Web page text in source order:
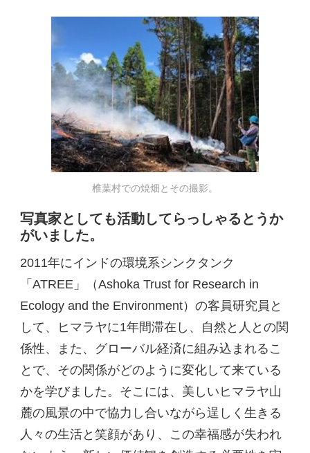
椎葉村での焼畑とその撮影。
写真家としても活動してらっしゃるとうか
がいました。
2011年にインドの環境系シンクタンク
「ATREE」（Ashoka Trust for Research in
Ecology and the Environment）の客員研究員と
して、ヒマラヤに1年間滞在し、自然と人との関
係性、また、グローバル経済に組み込まれるこ
とで、その関係がどのように変化して来ている
かを学びました。そこには、美しいヒマラヤ山
麓の風景の中で協力し合いながら逞しく生きる
人々の生活と笑顔があり、この幸福感が失われ